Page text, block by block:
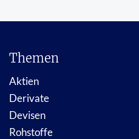
Themen
Aktien
Derivate
Devisen
Rohstoffe